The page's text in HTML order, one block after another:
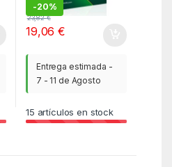
-20%
23,82€
19,06€
Entrega estimada -
7 - 11 de Agosto
15 artículos en stock